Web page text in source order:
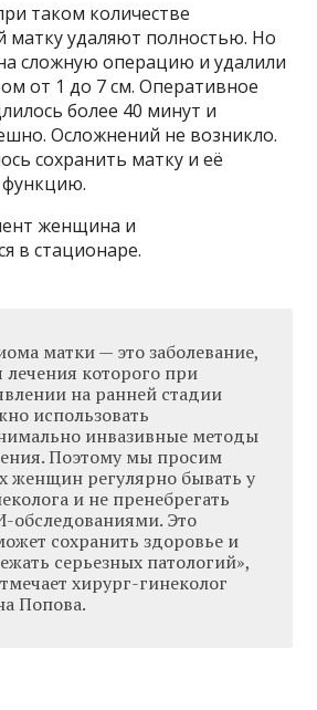
таком количестве
матку удаляют полностью. Но
сложную операцию и удалили
от 1 до 7 см. Оперативное
более 40 минут и
Осложнений не возникло.
сохранить матку и её
женщина и
в стационаре.
матки — это заболевание,
лечения которого при
на ранней стадии
использовать
инвазивные методы
Поэтому мы просим
женщин регулярно бывать у
и не пренебрегать
обследованиями. Это
сохранить здоровье и
серьезных патологий»,
хирург-гинеколог
Попова.